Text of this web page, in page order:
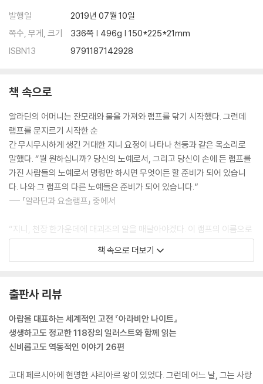
발행일
2019년 07월 10일
쪽수, 무게, 크기
336쪽 | 496g | 150*225*21mm
ISBN13
9791187142928
책 속으로
알라딘의 어머니는 잔모래와 물을 가져와 램프를 닦기 시작했다. 그런데
램프를 문지르기 시작한 순
간 무시무시하게 생긴 거대한 지니 요정이 나타나 천둥과 같은 목소리로
말했다. “뭘 원하십니까? 당신의 노예로서, 그리고 당신이 손에 든 램프를
가진 사람들의 노예로서 명령만 하시면 무엇이든 할 준비가 되어 있습니
다. 나와 그 램프의 다른 노예들은 준비가 되어 있습니다.”
--- 「알라딘과 요술램프」 중에서
“지니, 천장 한가운데에 대괴조의 알을 매달아야겠다. 이 램프의 이름으로
명령하니 즉시 실행에 옮기도록 하여라.” 하고 알라딘이 말했다. 알라딘이
이 말을 하자마자 지니 요정이 홀이 흔들릴 정도로 어마어마하게 크고 끔
--- 「알라딘과 요술램프」 중에서
알리바바가 춤을 주문하자 그녀는 우아하게 몸을 움직이기 시작했다. 코지
아 후세인은 춤을 지켜보고 있었지만 속으로는 알리바바를 죽일 기회를 엿
모르지아나는 한동안 춤을 추다가 단검을 오른손에 쥐고 자신을 찌르는 척
책 속으로 더보기
출판사 리뷰
아랍을 대표하는 세계적인 고전 『아라비안 나이트』
생생하고도 정교한 118장의 일러스트와 함께 읽는
신비롭고도 역동적인 이야기 26편
고대 페르시아에 현명한 샤리아르 왕이 있었다. 그런데 어느 날, 그는 사랑